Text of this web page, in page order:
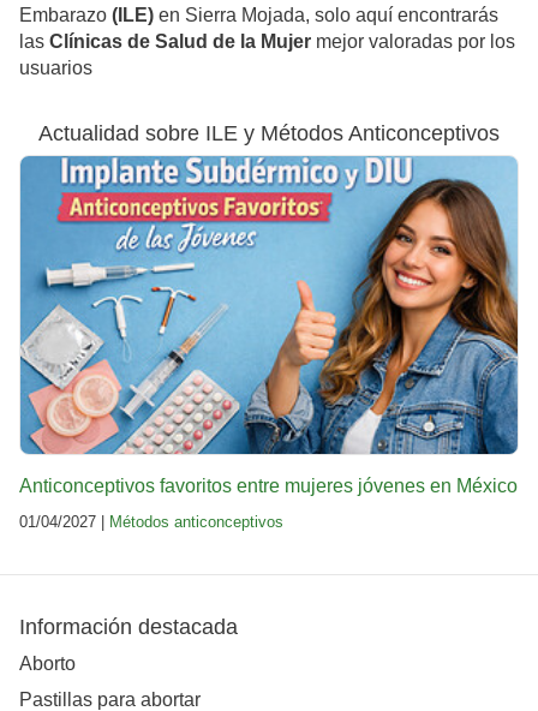
Embarazo (ILE) en Sierra Mojada, solo aquí encontrarás
las Clínicas de Salud de la Mujer mejor valoradas por los
usuarios
Actualidad sobre ILE y Métodos Anticonceptivos
Anticonceptivos favoritos entre mujeres jóvenes en México
01/04/2027 | Métodos anticonceptivos
Información destacada
Aborto
Pastillas para abortar